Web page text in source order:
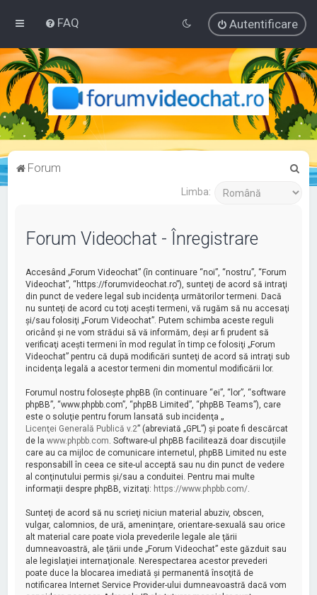
FAQ Autentificare
Forum
Limba:
Forum Videochat - Înregistrare
Accesând „Forum Videochat” (în continuare “noi”, “nostru”, “Forum
Videochat”, “https://forumvideochat.ro”), sunteţi de acord să intraţi
din punct de vedere legal sub incidenţa următorilor termeni. Dacă
nu sunteţi de acord cu toţi aceşti termeni, vă rugăm să nu accesaţi
şi/sau folosiţi „Forum Videochat”. Putem schimba aceste reguli
oricând şi ne vom strădui să vă informăm, deşi ar fi prudent să
verificaţi aceşti termeni în mod regulat în timp ce folosiţi „Forum
Videochat” pentru că după modificări sunteţi de acord să intraţi sub
incidenţa legală a acestor termeni din momentul modificării lor.
Forumul nostru foloseşte phpBB (în continuare “ei”, “lor”, “software
phpBB”, “www.phpbb.com”, “phpBB Limited”, “phpBB Teams”), care
este o soluţie pentru forum lansată sub incidenţa „
Licenţei Generală Publică v.2” (abreviată „GPL”) şi poate fi descărcat
de lawww.phpbb.com. Software-ul phpBB facilitează doar discuţiile
care au ca mijloc de comunicare internetul, phpBB Limited nu este
responsabill în ceea ce site-ul acceptă sau nu din punct de vedere
al conţinutului permis şi/sau a conduitei. Pentru mai multe
informaţii despre phpBB, vizitaţi: https://www.phpbb.com/.
Sunteţi de acord să nu scrieţi niciun material abuziv, obscen,
vulgar, calomnios, de ură, ameninţare, orientare-sexuală sau orice
alt material care poate viola prevederile legale ale ţării
dumneavoastră, ale ţării unde „Forum Videochat” este găzduit sau
ale legislaţiei internaţionale. Nerespectarea acestor prevederi
poate duce la blocarea imediată şi permanentă însoţită de
notificarea Internet Service Provider-ului dumneavoastră dacă vom